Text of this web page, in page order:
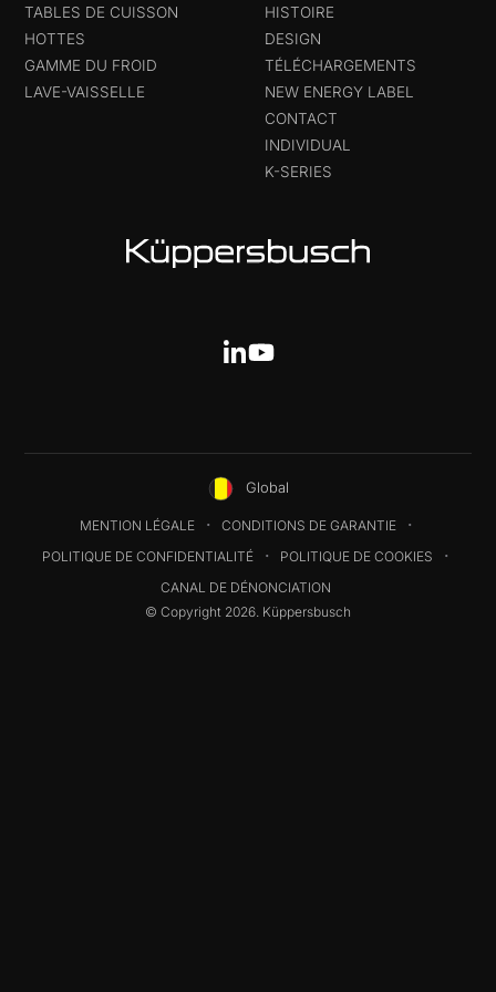
TABLES DE CUISSON
HOTTES
GAMME DU FROID
LAVE-VAISSELLE
HISTOIRE
DESIGN
TÉLÉCHARGEMENTS
NEW ENERGY LABEL
CONTACT
INDIVIDUAL
K-SERIES
Global
MENTION LÉGALE
CONDITIONS DE GARANTIE
POLITIQUE DE CONFIDENTIALITÉ
POLITIQUE DE COOKIES
CANAL DE DÉNONCIATION
© Copyright 2026. Küppersbusch